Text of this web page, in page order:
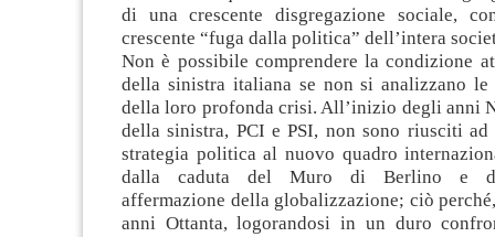
di una crescente disgregazione sociale,
crescente “fuga dalla politica” dell’intera
Non è possibile comprendere la condizione
della sinistra italiana se non si analizzano
della loro profonda crisi. All’inizio degli anni
della sinistra, PCI e PSI, non sono riusciti
strategia politica al nuovo quadro
dalla caduta del Muro di Berlino e
affermazione della globalizzazione; ciò
anni Ottanta, logorandosi in un duro